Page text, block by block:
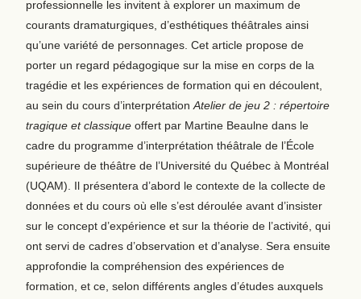
professionnelle les invitent à explorer un maximum de
courants dramaturgiques, d’esthétiques théâtrales ainsi
qu’une variété de personnages. Cet article propose de
porter un regard pédagogique sur la mise en corps de la
tragédie et les expériences de formation qui en découlent,
au sein du cours d’interprétation Atelier de jeu 2 : répertoire
tragique et classique offert par Martine Beaulne dans le
cadre du programme d’interprétation théâtrale de l’École
supérieure de théâtre de l’Université du Québec à Montréal
(UQAM). Il présentera d’abord le contexte de la collecte de
données et du cours où elle s’est déroulée avant d’insister
sur le concept d’expérience et sur la théorie de l’activité, qui
ont servi de cadres d’observation et d’analyse. Sera ensuite
approfondie la compréhension des expériences de
formation, et ce, selon différents angles d’études auxquels